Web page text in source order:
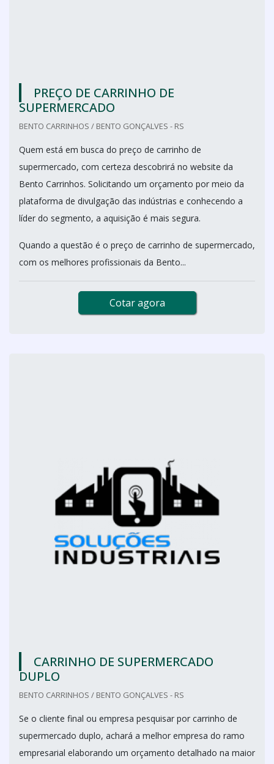
PREÇO DE CARRINHO DE
SUPERMERCADO
BENTO CARRINHOS / BENTO GONÇALVES - RS
Quem está em busca do preço de carrinho de
supermercado, com certeza descobrirá no website da
Bento Carrinhos. Solicitando um orçamento por meio da
plataforma de divulgação das indústrias e conhecendo a
líder do segmento, a aquisição é mais segura.
Quando a questão é o preço de carrinho de supermercado,
com os melhores profissionais da Bento...
Cotar agora
CARRINHO DE SUPERMERCADO
DUPLO
BENTO CARRINHOS / BENTO GONÇALVES - RS
Se o cliente final ou empresa pesquisar por carrinho de
supermercado duplo, achará a melhor empresa do ramo
empresarial elaborando um orçamento detalhado na maior